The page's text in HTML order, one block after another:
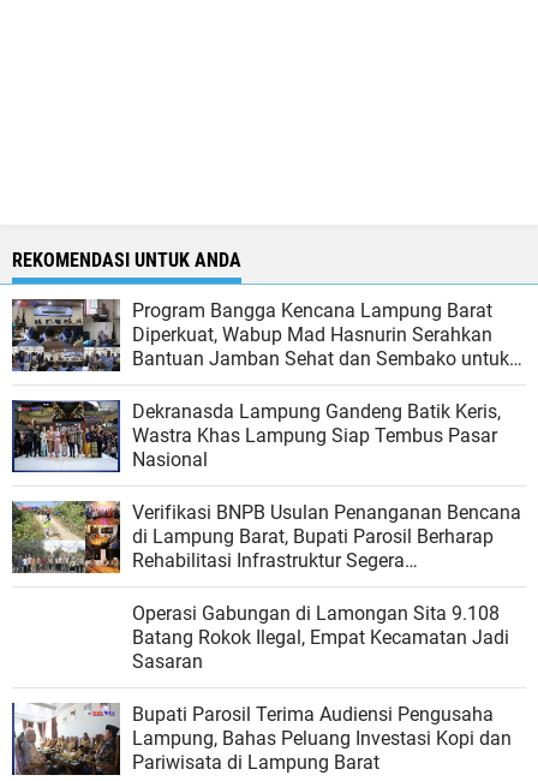
REKOMENDASI UNTUK ANDA
Program Bangga Kencana Lampung Barat
Diperkuat, Wabup Mad Hasnurin Serahkan
Bantuan Jamban Sehat dan Sembako untuk
Cegah Stunting
Dekranasda Lampung Gandeng Batik Keris,
Wastra Khas Lampung Siap Tembus Pasar
Nasional
Verifikasi BNPB Usulan Penanganan Bencana
di Lampung Barat, Bupati Parosil Berharap
Rehabilitasi Infrastruktur Segera
Direalisasikan
Operasi Gabungan di Lamongan Sita 9.108
Batang Rokok Ilegal, Empat Kecamatan Jadi
Sasaran
Bupati Parosil Terima Audiensi Pengusaha
Lampung, Bahas Peluang Investasi Kopi dan
Pariwisata di Lampung Barat